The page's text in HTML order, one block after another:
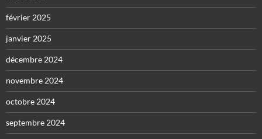
février 2025
janvier 2025
décembre 2024
novembre 2024
octobre 2024
septembre 2024